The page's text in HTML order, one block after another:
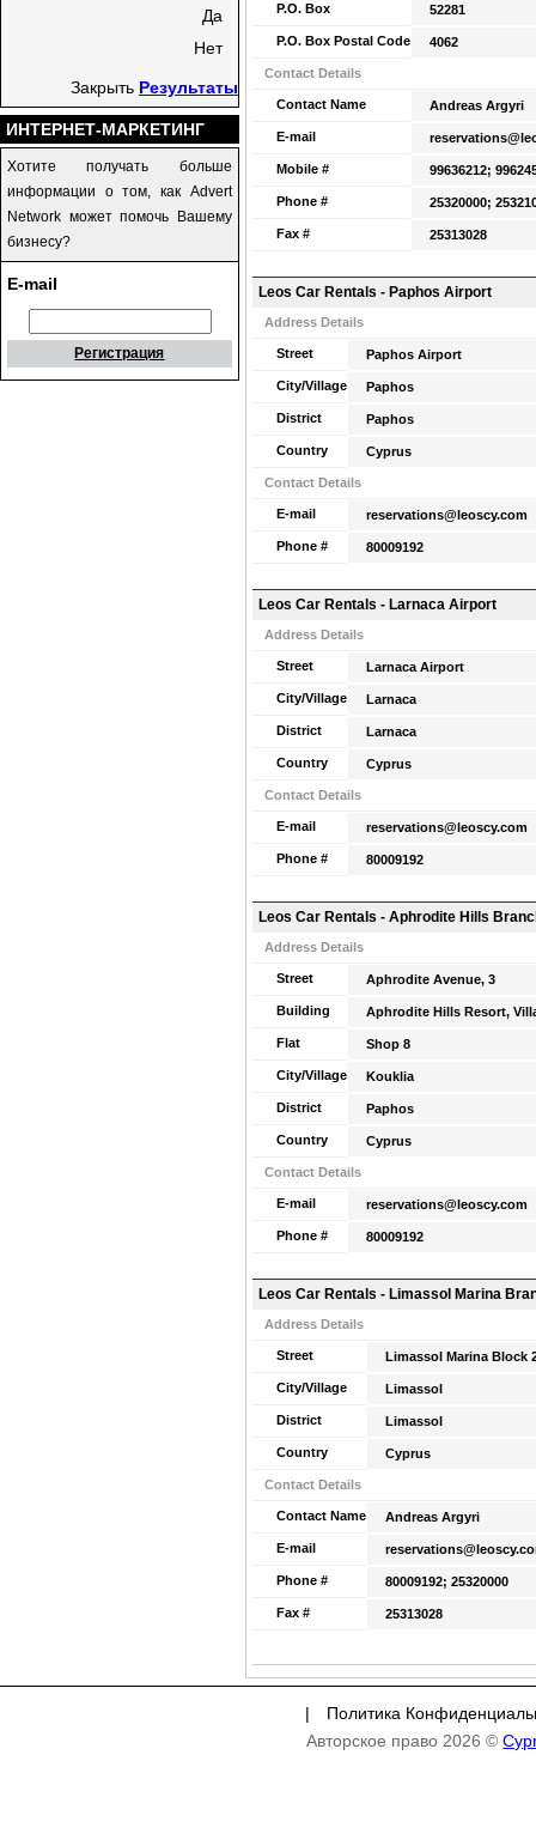
Да
Нет
Закрыть Результаты
ИНТЕРНЕТ-МАРКЕТИНГ
Хотите получать больше
информации о том, как Advert
Network может помочь Вашему
бизнесу?
E-mail
Регистрация
P.O. Box 52281
P.O. Box Postal Code 4062
Contact Details
Contact Name Andreas Argyri
E-mail
Mobile # 99636212;
Phone # 25320000;
Fax # 25313028
Leos Car Rentals - Paphos Airport
Address Details
Street Paphos Airport
City/Village Paphos
District Paphos
Country Cyprus
Contact Details
E-mail reservations@leoscy.com
Phone # 80009192
Leos Car Rentals - Larnaca Airport
Address Details
Street Larnaca Airport
City/Village Larnaca
District Larnaca
Country Cyprus
Contact Details
E-mail reservations@leoscy.com
Phone # 80009192
Leos Car Rentals - Aphrodite Hills
Address Details
Street Aphrodite Avenue, 3
Building Aphrodite Hills Resort,
Flat Shop 8
City/Village Kouklia
District Paphos
Country Cyprus
Contact Details
E-mail reservations@leoscy.com
Phone # 80009192
Leos Car Rentals - Limassol Marina
Address Details
Street Limassol Marina Block
City/Village Limassol
District Limassol
Country Cyprus
Contact Details
Contact Name Andreas Argyri
E-mail
Phone # 80009192; 25320000
Fax # 25313028
|
Политика
Авторское право 2026 ©